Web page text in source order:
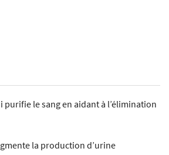
purifie le sang en aidant à l’élimination
la production d’urine